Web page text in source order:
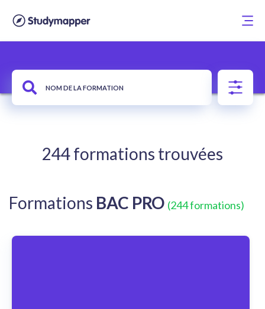
244 formations trouvées
Formations BAC PRO (244 formations)